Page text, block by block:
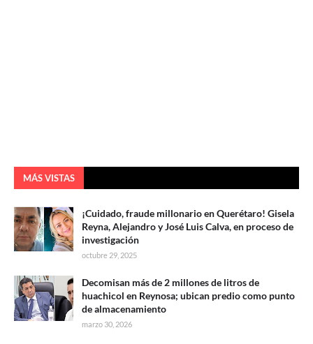
MÁS VISTAS
¡Cuidado, fraude millonario en Querétaro! Gisela
Reyna, Alejandro y José Luis Calva, en proceso de
investigación
octubre 29, 2025
Decomisan más de 2 millones de litros de
huachicol en Reynosa; ubican predio como punto
de almacenamiento
marzo 30, 2026